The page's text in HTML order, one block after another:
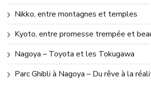
Nikko, entre montagnes et temples
Kyoto, entre promesse trempée et
Nagoya – Toyota et les Tokugawa
Parc Ghibli à Nagoya – Du rêve à la